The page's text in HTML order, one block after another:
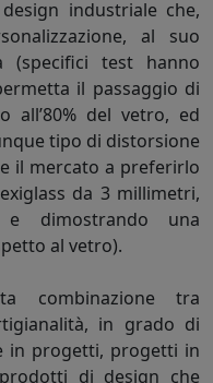
industriale che,
al suo
(specifici test hanno
il passaggio di
all’80% del vetro, ed
tipo di distorsione
il mercato a preferirlo
da 3 millimetri,
e dimostrando una
al vetro).
combinazione tra
in grado di
in progetti, progetti in
di design che